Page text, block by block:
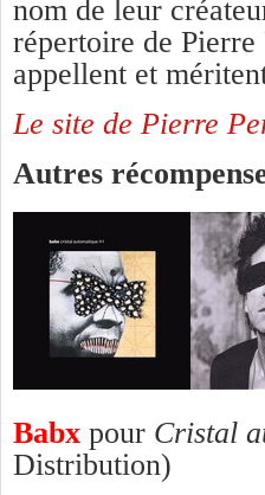
nom de leur
répertoire de
appellent et
Le site de Pierre
Autres
Babx pour Cristal
Distribution)